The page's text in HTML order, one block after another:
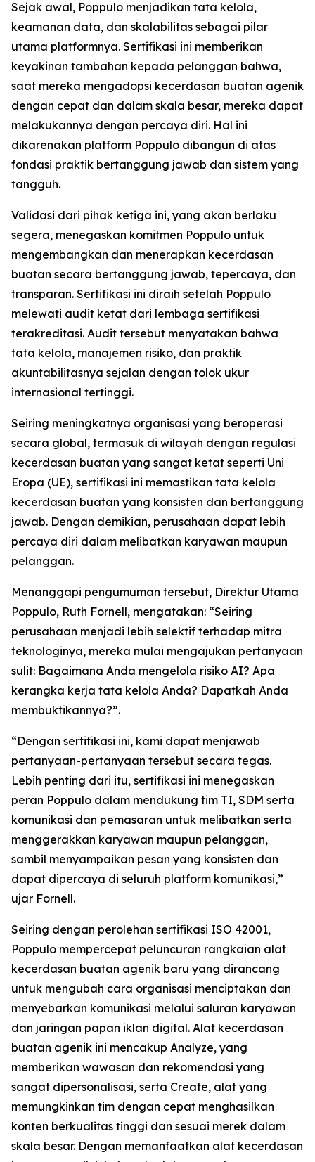
Sejak awal, Poppulo menjadikan tata kelola,
keamanan data, dan skalabilitas sebagai pilar
utama platformnya. Sertifikasi ini memberikan
keyakinan tambahan kepada pelanggan bahwa,
saat mereka mengadopsi kecerdasan buatan agenik
dengan cepat dan dalam skala besar, mereka dapat
melakukannya dengan percaya diri. Hal ini
dikarenakan platform Poppulo dibangun di atas
fondasi praktik bertanggung jawab dan sistem yang
tangguh.
Validasi dari pihak ketiga ini, yang akan berlaku
segera, menegaskan komitmen Poppulo untuk
mengembangkan dan menerapkan kecerdasan
buatan secara bertanggung jawab, tepercaya, dan
transparan. Sertifikasi ini diraih setelah Poppulo
melewati audit ketat dari lembaga sertifikasi
terakreditasi. Audit tersebut menyatakan bahwa
tata kelola, manajemen risiko, dan praktik
akuntabilitasnya sejalan dengan tolok ukur
internasional tertinggi.
Seiring meningkatnya organisasi yang beroperasi
secara global, termasuk di wilayah dengan regulasi
kecerdasan buatan yang sangat ketat seperti Uni
Eropa (UE), sertifikasi ini memastikan tata kelola
kecerdasan buatan yang konsisten dan bertanggung
jawab. Dengan demikian, perusahaan dapat lebih
percaya diri dalam melibatkan karyawan maupun
pelanggan.
Menanggapi pengumuman tersebut, Direktur Utama
Poppulo, Ruth Fornell, mengatakan: “Seiring
perusahaan menjadi lebih selektif terhadap mitra
teknologinya, mereka mulai mengajukan pertanyaan
sulit: Bagaimana Anda mengelola risiko AI? Apa
kerangka kerja tata kelola Anda? Dapatkah Anda
membuktikannya?”.
“Dengan sertifikasi ini, kami dapat menjawab
pertanyaan-pertanyaan tersebut secara tegas.
Lebih penting dari itu, sertifikasi ini menegaskan
peran Poppulo dalam mendukung tim TI, SDM serta
komunikasi dan pemasaran untuk melibatkan serta
menggerakkan karyawan maupun pelanggan,
sambil menyampaikan pesan yang konsisten dan
dapat dipercaya di seluruh platform komunikasi,”
ujar Fornell.
Seiring dengan perolehan sertifikasi ISO 42001,
Poppulo mempercepat peluncuran rangkaian alat
kecerdasan buatan agenik baru yang dirancang
untuk mengubah cara organisasi menciptakan dan
menyebarkan komunikasi melalui saluran karyawan
dan jaringan papan iklan digital. Alat kecerdasan
buatan agenik ini mencakup Analyze, yang
memberikan wawasan dan rekomendasi yang
sangat dipersonalisasi, serta Create, alat yang
memungkinkan tim dengan cepat menghasilkan
konten berkualitas tinggi dan sesuai merek dalam
skala besar. Dengan memanfaatkan alat kecerdasan